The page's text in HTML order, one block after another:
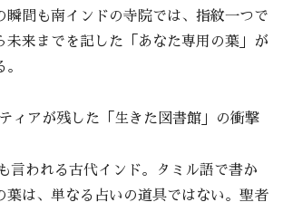
瞬間も南インドの寺院では、指紋一つで
未来までを記した「あなた専用の葉」が
ィアが残した「生きた図書館」の衝撃
言われる古代インド。タミル語で書か
葉は、単なる占いの道具ではない。聖者